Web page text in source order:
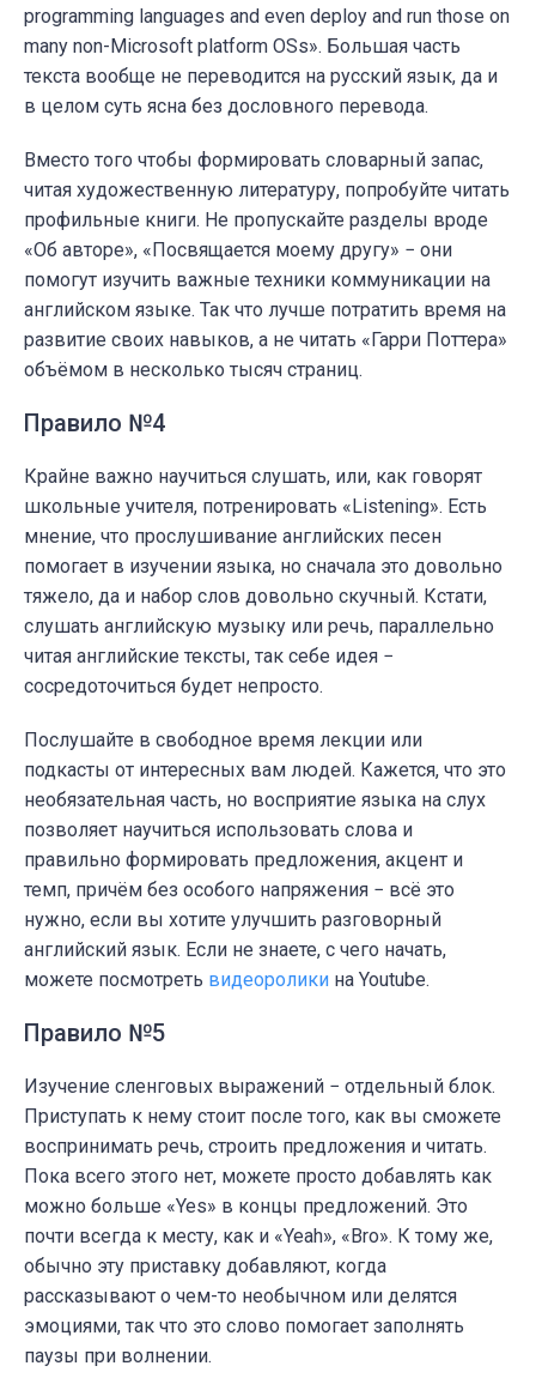
programming languages and even deploy and run those on
many non-Microsoft platform OSs». Большая часть
текста вообще не переводится на русский язык, да и
в целом суть ясна без дословного перевода.
Вместо того чтобы формировать словарный запас,
читая художественную литературу, попробуйте читать
профильные книги. Не пропускайте разделы вроде
«Об авторе», «Посвящается моему другу» − они
помогут изучить важные техники коммуникации на
английском языке. Так что лучше потратить время на
развитие своих навыков, а не читать «Гарри Поттера»
объёмом в несколько тысяч страниц.
Правило №4
Крайне важно научиться слушать, или, как говорят
школьные учителя, потренировать «Listening». Есть
мнение, что прослушивание английских песен
помогает в изучении языка, но сначала это довольно
тяжело, да и набор слов довольно скучный. Кстати,
слушать английскую музыку или речь, параллельно
читая английские тексты, так себе идея −
сосредоточиться будет непросто.
Послушайте в свободное время лекции или
подкасты от интересных вам людей. Кажется, что это
необязательная часть, но восприятие языка на слух
позволяет научиться использовать слова и
правильно формировать предложения, акцент и
темп, причём без особого напряжения − всё это
нужно, если вы хотите улучшить разговорный
английский язык. Если не знаете, с чего начать,
можете посмотреть видеоролики на Youtube.
Правило №5
Изучение сленговых выражений − отдельный блок.
Приступать к нему стоит после того, как вы сможете
воспринимать речь, строить предложения и читать.
Пока всего этого нет, можете просто добавлять как
можно больше «Yes» в концы предложений. Это
почти всегда к месту, как и «Yeah», «Bro». К тому же,
обычно эту приставку добавляют, когда
рассказывают о чем-то необычном или делятся
эмоциями, так что это слово помогает заполнять
паузы при волнении.